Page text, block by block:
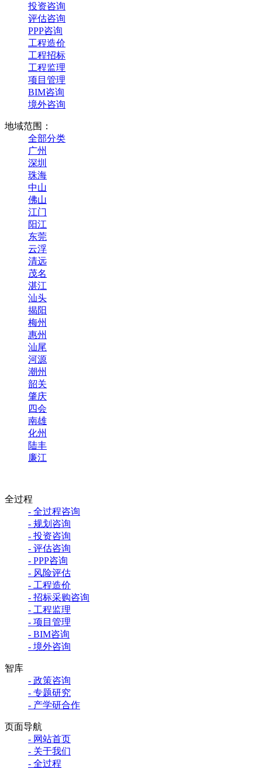
投资咨询
评估咨询
PPP咨询
工程造价
工程招标
工程监理
项目管理
BIM咨询
境外咨询
地域范围：
全部分类
广州
深圳
珠海
中山
佛山
江门
阳江
东莞
云浮
清远
茂名
湛江
汕头
揭阳
梅州
惠州
汕尾
河源
潮州
韶关
肇庆
四会
南雄
化州
陆丰
廉江
全过程
- 全过程咨询
- 规划咨询
- 投资咨询
- 评估咨询
- PPP咨询
- 风险评估
- 工程造价
- 招标采购咨询
- 工程监理
- 项目管理
- BIM咨询
- 境外咨询
智库
- 政策咨询
- 专题研究
- 产学研合作
页面导航
- 网站首页
- 关于我们
- 全过程